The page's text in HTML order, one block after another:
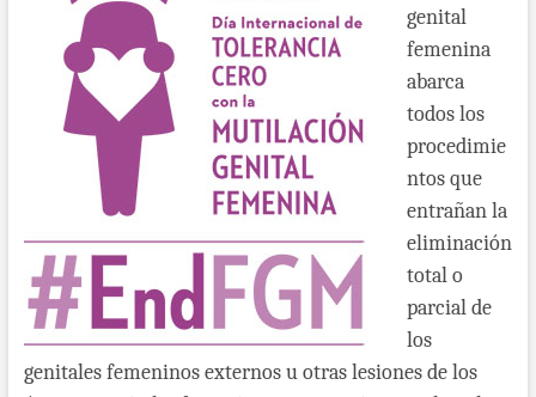
genital
femenina
abarca
todos los
procedimie
ntos que
entrañan la
eliminación
total o
parcial de
los
genitales femeninos externos u otras lesiones de los